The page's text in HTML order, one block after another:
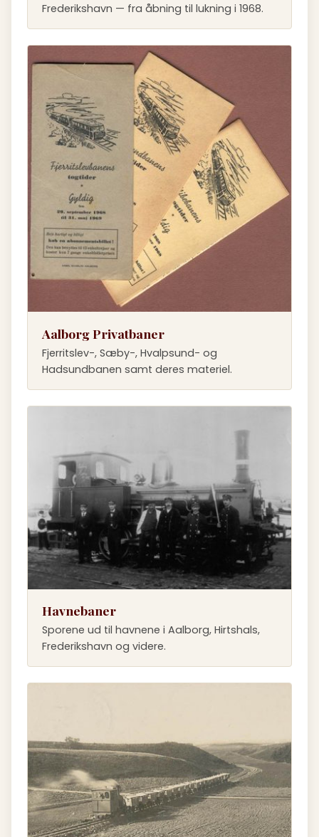
Frederikshavn — fra åbning til lukning i 1968.
Aalborg Privatbaner
Fjerritslev-, Sæby-, Hvalpsund- og
Hadsundbanen samt deres materiel.
Havnebaner
Sporene ud til havnene i Aalborg, Hirtshals,
Frederikshavn og videre.